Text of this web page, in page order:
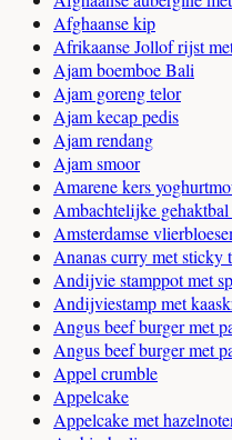
Afghaanse kip
Afrikaanse Jollof rijst
Ajam boemboe Bali
Ajam goreng telor
Ajam kecap pedis
Ajam rendang
Ajam smoor
Amarene kers
Ambachtelijke
Amsterdamse
Ananas curry met sticky
Andijvie stamppot met
Andijviestamp met
Angus beef burger met
Angus beef burger met
Appel crumble
Appelcake
Appelcake met